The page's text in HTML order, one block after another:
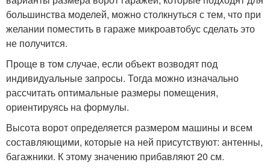
большинства моделей, можно столкнуться с тем, что при
желании поместить в гараже микроавтобус сделать это
не получится.
Проще в том случае, если объект возводят под
индивидуальные запросы. Тогда можно изначально
рассчитать оптимальные размеры помещения,
ориентируясь на формулы.
Высота ворот определяется размером машины и всем
составляющими, которые на ней присутствуют: антенны,
багажники. К этому значению прибавляют 20 см.